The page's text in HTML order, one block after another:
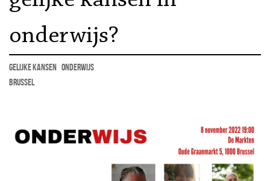
onderwijs?
gelijke kansen onderwijs
Brussel